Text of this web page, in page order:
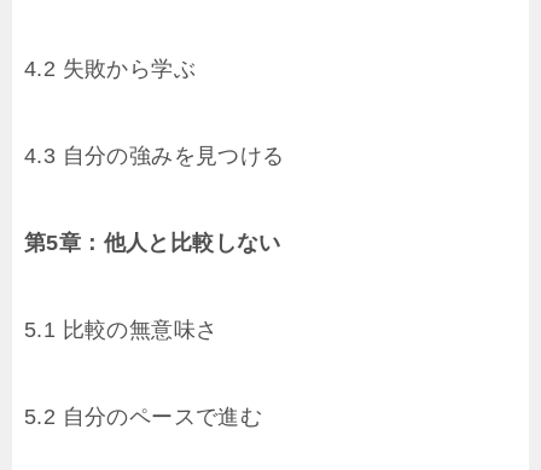
4.2 失敗から学ぶ
4.3 自分の強みを見つける
第5章：他人と比較しない
5.1 比較の無意味さ
5.2 自分のペースで進む